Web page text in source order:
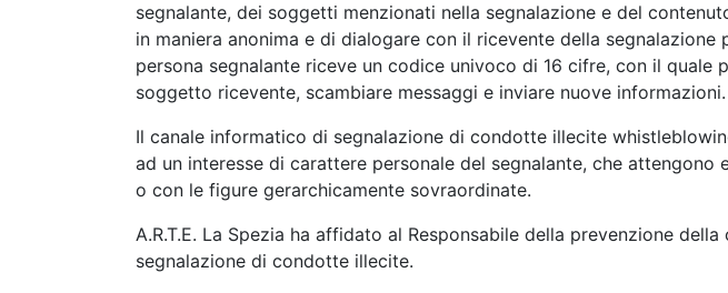
segnalante, dei soggetti menzionati nella segnalazione e del
in maniera anonima e di dialogare con il ricevente della
persona segnalante riceve un codice univoco di 16 cifre, con il
soggetto ricevente, scambiare messaggi e inviare nuove informazioni.
Il canale informatico di segnalazione di condotte illecite
ad un interesse di carattere personale del segnalante, che
o con le figure gerarchicamente sovraordinate.
A.R.T.E. La Spezia ha affidato al Responsabile della prevenzione
segnalazione di condotte illecite.